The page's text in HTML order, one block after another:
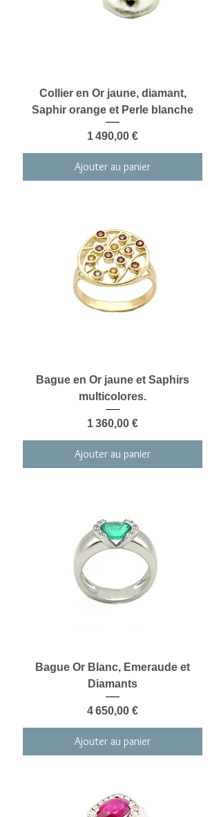
Collier en Or jaune, diamant,
Saphir orange et Perle blanche
Prix
1 490,00 €
Ajouter au panier
Bague en Or jaune et Saphirs
multicolores.
Prix
1 360,00 €
Ajouter au panier
Bague Or Blanc, Emeraude et
Diamants
Prix
4 650,00 €
Ajouter au panier